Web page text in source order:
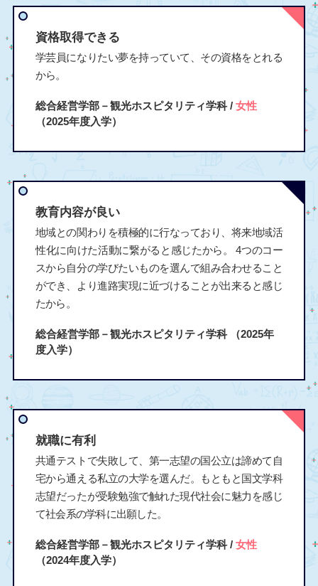
資格取得できる
学芸員になりたい夢を持っていて、その資格をとれる
から。
総合経営学部－観光ホスピタリティ学科 / 女性
（2025年度入学）
教育内容が良い
地域との関わりを積極的に行なっており、将来地域活
性化に向けた活動に繋がると感じたから。 4つのコー
スから自分の学びたいものを選んで組み合わせること
ができ、より進路実現に近づけることが出来ると感じ
たから。
総合経営学部－観光ホスピタリティ学科
（2025年
度入学）
就職に有利
共通テストで失敗して、第一志望の国公立は諦めて自
宅から通える私立の大学を選んだ。もともと国文学科
志望だったが受験勉強で触れた現代社会に魅力を感じ
て社会系の学科に出願した。
総合経営学部－観光ホスピタリティ学科 / 女性
（2024年度入学）